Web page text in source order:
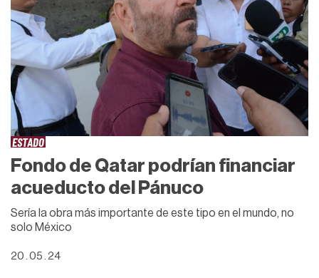
ESTADO
Fondo de Qatar podrían financiar
acueducto del Pánuco
Sería la obra más importante de este tipo en el mundo, no
solo México
20 . 05 . 24